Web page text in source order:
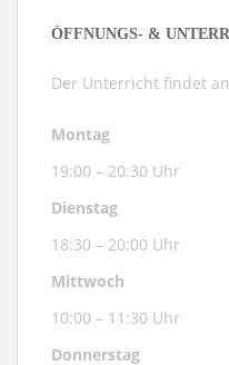
ÖFFNUNGS- &
Der Unterricht findet
Montag
19:00 – 20:30 Uhr
Dienstag
18:30 – 20:00 Uhr
Mittwoch
10:00 – 11:30 Uhr
Donnerstag